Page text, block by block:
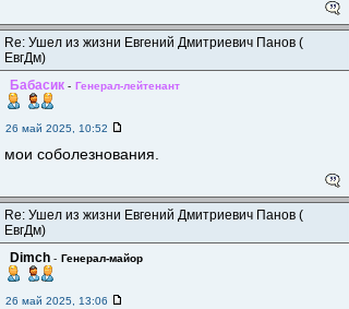
Re: Ушел из жизни Евгений Дмитриевич Панов (
ЕвгДм)
Бабасик - Генерал-лейтенант
26 май 2025, 10:52
мои соболезнования.
Re: Ушел из жизни Евгений Дмитриевич Панов (
ЕвгДм)
Dimch - Генерал-майор
26 май 2025, 13:06